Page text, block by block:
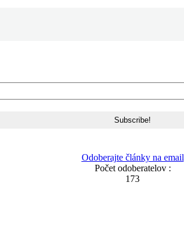
Odoberajte články na email
Počet odoberatelov :
173